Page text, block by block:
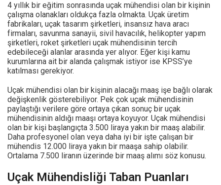
4 yıllık bir eğitim sonrasında uçak mühendisi olan bir kişinin
çalışma olanakları oldukça fazla olmakta. Uçak üretim
fabrikaları, uçak tasarım şirketleri, insansız hava aracı
firmaları, savunma sanayii, sivil havacılık, helikopter yapım
şirketleri, roket şirketleri uçak mühendisinin tercih
edebileceği alanlar arasında yer alıyor. Eğer kişi kamu
kurumlarına ait bir alanda çalışmak istiyor ise KPSS’ye
katılması gerekiyor.
Uçak mühendisi olan bir kişinin alacağı maaş işe bağlı olarak
değişkenlik gösterebiliyor. Pek çok uçak mühendisinin
paylaştığı verilere göre ortaya çıkan sonuç bir uçak
mühendisinin aldığı maaşı ortaya koyuyor. Uçak mühendisi
olan bir kişi başlangıçta 3.500 liraya yakın bir maaş alabilir.
Daha profesyonel olan veya daha iyi bir işte çalışan bir
mühendis 12.000 liraya yakın bir maaşa sahip olabilir.
Ortalama 7.500 liranın üzerinde bir maaş alımı söz konusu.
Uçak Mühendisliği Taban Puanları